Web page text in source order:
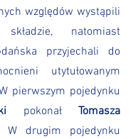
względów wystąpili
natomiast
przyjechali do
pokonał Tomasza
W drugim pojedynku